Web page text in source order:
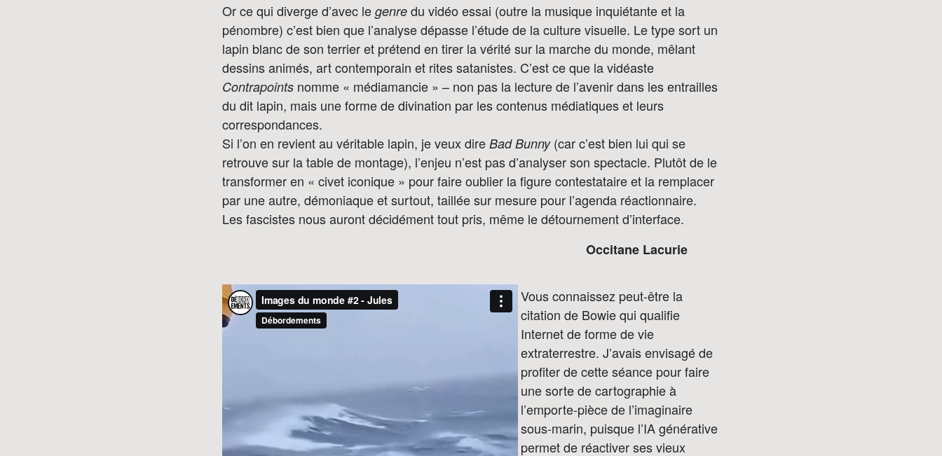
Or ce qui diverge d’avec le genre du vidéo essai (outre la musique inquiétante et la
pénombre) c’est bien que l’analyse dépasse l’étude de la culture visuelle. Le type sort un
lapin blanc de son terrier et prétend en tirer la vérité sur la marche du monde, mêlant
dessins animés, art contemporain et rites satanistes. C’est ce que la vidéaste
Contrapoints nomme « médiamancie » – non pas la lecture de l’avenir dans les entrailles
du dit lapin, mais une forme de divination par les contenus médiatiques et leurs
correspondances.
Si l’on en revient au véritable lapin, je veux dire Bad Bunny(car c’est bien lui qui se
retrouve sur la table de montage), l’enjeu n’est pas d’analyser son spectacle. Plutôt de le
transformer en « civet iconique » pour faire oublier la figure contestataire et la remplacer
par une autre, démoniaque et surtout, taillée sur mesure pour l’agenda réactionnaire.
Les fascistes nous auront décidément tout pris, même le détournement d’interface.
Occitane Lacurie
Vous connaissez peut-être la
citation de Bowie qui qualifie
Internet de forme de vie
extraterrestre. J’avais envisagé de
profiter de cette séance pour faire
une sorte de cartographie à
l’emporte-pièce de l’imaginaire
sous-marin, puisque l’IA générative
permet de réactiver ses vieux